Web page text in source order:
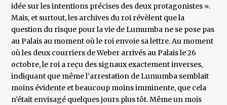
idée sur les intentions précises des deux protagonistes ».
Mais, et surtout, les archives du roi révèlent que la
question du risque pour la vie de Lumumba ne se pose pas
au Palais au moment où le roi envoie sa lettre. Au moment
où les deux courriers de Weber arrivés au Palais le 26
octobre, le roi a reçu des signaux exactement inverses,
indiquant que même l’arrestation de Lumumba semblait
moins évidente et beaucoup moins imminente, que cela
n’était envisagé quelques jours plus tôt. Même un mois